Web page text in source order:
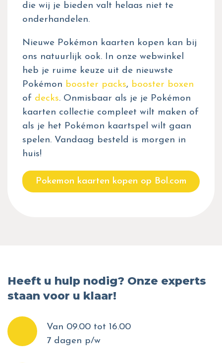
die wij je bieden valt helaas niet te
onderhandelen.
Nieuwe Pokémon kaarten kopen kan bij
ons natuurlijk ook. In onze webwinkel
heb je ruime keuze uit de nieuwste
Pokémon booster packs, booster boxen
of decks. Onmisbaar als je je Pokémon
kaarten collectie compleet wilt maken of
als je het Pokémon kaartspel wilt gaan
spelen. Vandaag besteld is morgen in
huis!
Pokemon kaarten kopen op Bol.com
Heeft u hulp nodig? Onze experts
staan voor u klaar!
Van 09.00 tot 16.00
7 dagen p/w